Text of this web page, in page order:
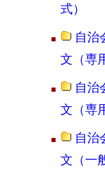
式）
自治
文（専
自治
文（専
自治
文（一